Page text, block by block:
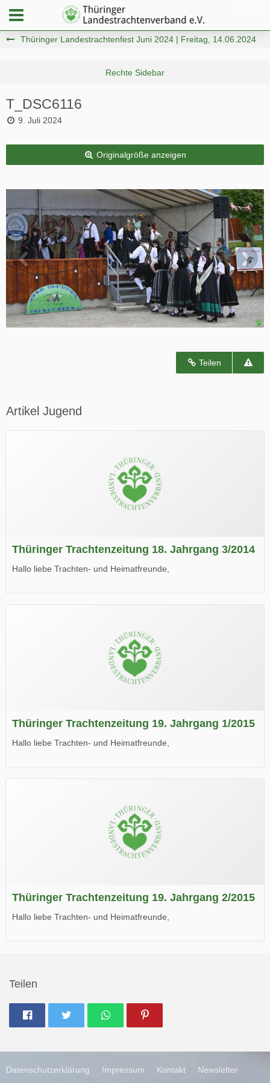
Thüringer Landestrachtenfest Juni 2024 | Freitag, 14.06.2024
T_DSC6116
9. Juli 2024
Originalgröße anzeigen
Teilen
Artikel Jugend
Thüringer Trachtenzeitung 18. Jahrgang 3/2014
Hallo liebe Trachten- und Heimatfreunde,
Wir wünschen Euch viel Spaß beim Lesen.
Thüringer Trachtenzeitung 19. Jahrgang 1/2015
Hallo liebe Trachten- und Heimatfreunde,
Wir wünschen Euch viel Spaß beim Lesen.
Thüringer Trachtenzeitung 19. Jahrgang 2/2015
Hallo liebe Trachten- und Heimatfreunde,
Teilen
Datenschutzerklärung Impressum Kontakt Newsletter